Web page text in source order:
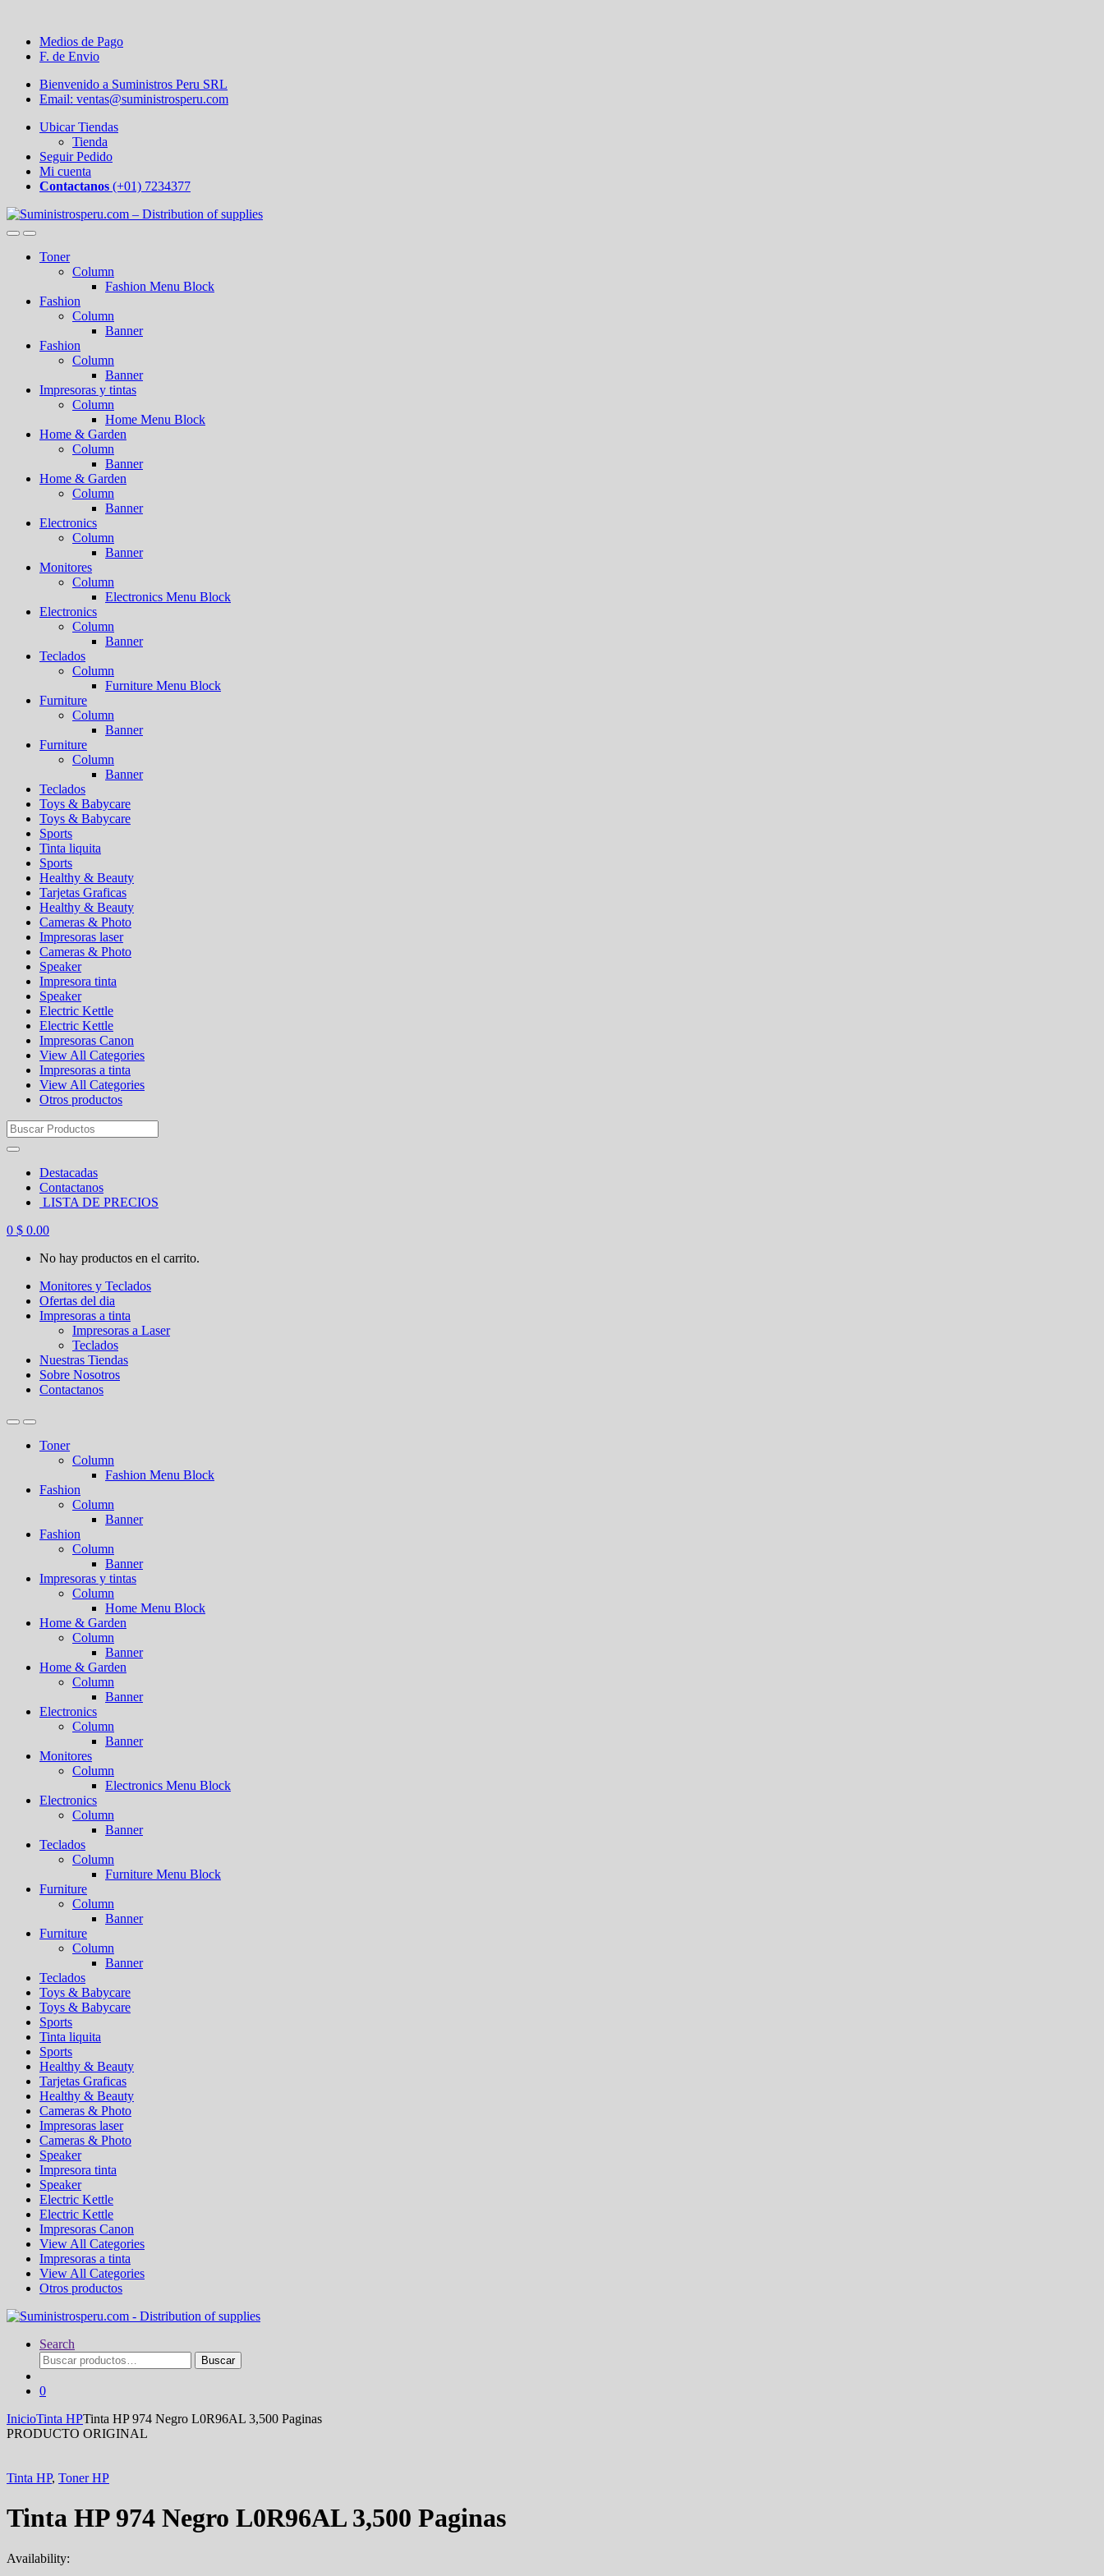
Medios de Pago
F. de Envio
Bienvenido a Suministros Peru SRL
Email: ventas@suministrosperu.com
Ubicar Tiendas
Tienda
Seguir Pedido
Mi cuenta
Contactanos (+01) 7234377
Toner
Column
Fashion Menu Block
Fashion
Column
Banner
Fashion
Column
Banner
Impresoras y tintas
Column
Home Menu Block
Home & Garden
Column
Banner
Home & Garden
Column
Banner
Electronics
Column
Banner
Monitores
Column
Electronics Menu Block
Electronics
Column
Banner
Teclados
Column
Furniture Menu Block
Furniture
Column
Banner
Furniture
Column
Banner
Teclados
Toys & Babycare
Toys & Babycare
Sports
Tinta liquita
Sports
Healthy & Beauty
Tarjetas Graficas
Healthy & Beauty
Cameras & Photo
Impresoras laser
Cameras & Photo
Speaker
Impresora tinta
Speaker
Electric Kettle
Electric Kettle
Impresoras Canon
View All Categories
Impresoras a tinta
View All Categories
Otros productos
Search
for:
Destacadas
Contactanos
LISTA DE PRECIOS
0 $ 0.00
No hay productos en el carrito.
Monitores y Teclados
Ofertas del dia
Impresoras a tinta
Impresoras a Laser
Teclados
Nuestras Tiendas
Sobre Nosotros
Contactanos
Toner
Column
Fashion Menu Block
Fashion
Column
Banner
Fashion
Column
Banner
Impresoras y tintas
Column
Home Menu Block
Home & Garden
Column
Banner
Home & Garden
Column
Banner
Electronics
Column
Banner
Monitores
Column
Electronics Menu Block
Electronics
Column
Banner
Teclados
Column
Furniture Menu Block
Furniture
Column
Banner
Furniture
Column
Banner
Teclados
Toys & Babycare
Toys & Babycare
Sports
Tinta liquita
Sports
Healthy & Beauty
Tarjetas Graficas
Healthy & Beauty
Cameras & Photo
Impresoras laser
Cameras & Photo
Speaker
Impresora tinta
Speaker
Electric Kettle
Electric Kettle
Impresoras Canon
View All Categories
Impresoras a tinta
View All Categories
Otros productos
Search
Buscar
por:
Buscar
0
InicioTinta HPTinta HP 974 Negro L0R96AL 3,500 Paginas
PRODUCTO ORIGINAL
Tinta HP, Toner HP
Tinta HP 974 Negro L0R96AL 3,500 Paginas
Availability: